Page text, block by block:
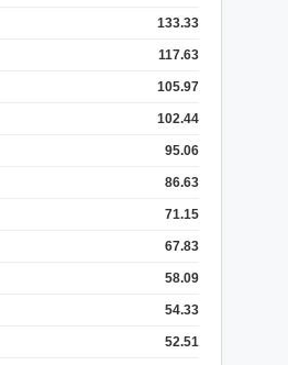
133.33
117.63
105.97
102.44
95.06
86.63
71.15
67.83
58.09
54.33
52.51